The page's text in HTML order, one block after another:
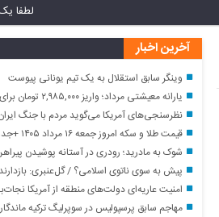
لطفا
آخرین اخبار
وینگر سابق استقلال به یک تیم یونانی پیوست
یارانه معیشتی مرداد؛ واریز ۲,۹۸۵,۰۰۰ تومان برای خانواده های خیلی کم جمعیت در این ماه
نظرسنجی‌های آمریکا می‌گوید مردم با جنگ ایران
قیمت طلا و سکه امروز جمعه ۱۶ مرداد ۱۴۰۵ +جدول
شوک به مادرید؛ رودری در آستانه پوشیدن پیراهن
پیش به سوی ناتوی اسلامی؟ / گل‌عنبری: بازدارندگی آمریکا کارایی خود را از دست داد؛ ریاض به دنبال نظام امنیتی درون‌منطقه‌ای
امنیت عاریه‌ای دولت‌های منطقه از آمریکا
مهاجم سابق پرسپولیس در سوپرلیگ ترکیه